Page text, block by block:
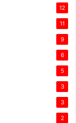
12
11
9
6
5
3
3
2